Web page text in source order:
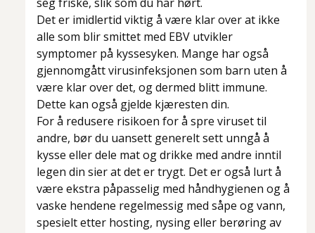
Det er imidlertid viktig å være klar over at ikke
alle som blir smittet med EBV utvikler
symptomer på kyssesyken. Mange har også
gjennomgått virusinfeksjonen som barn uten å
være klar over det, og dermed blitt immune.
Dette kan også gjelde kjæresten din.
For å redusere risikoen for å spre viruset til
andre, bør du uansett generelt sett unngå å
kysse eller dele mat og drikke med andre inntil
legen din sier at det er trygt. Det er også lurt å
være ekstra påpasselig med håndhygienen og å
vaske hendene regelmessig med såpe og vann,
spesielt etter hosting, nysing eller berøring av